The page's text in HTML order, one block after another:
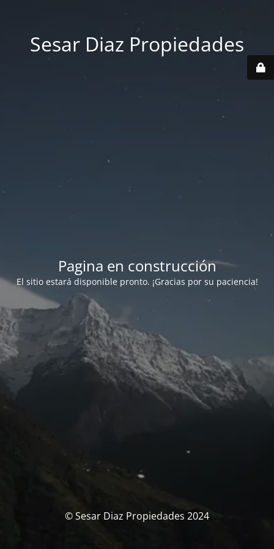
Sesar Diaz Propiedades
Pagina en construcción
El sitio estará disponible pronto. ¡Gracias por su paciencia!
© Sesar Diaz Propiedades 2024